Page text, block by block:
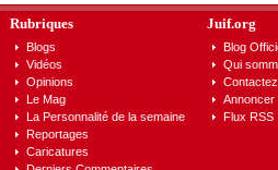
Rubriques
Blogs
Vidéos
Opinions
Le Mag
La Personnalité de la semaine
Reportages
Caricatures
Juif.org
Blog
Qui
Annoncer
Flux RSS